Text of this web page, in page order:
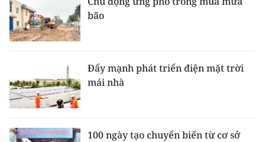
bão
Đẩy mạnh phát triển điện mặt trời
mái nhà
100 ngày tạo chuyển biến từ cơ sở